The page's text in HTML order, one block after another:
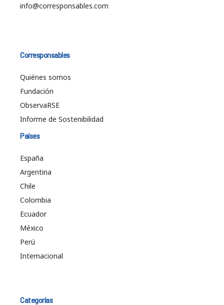
info@corresponsables.com
Corresponsables
Quiénes somos
Fundación
ObservaRSE
Informe de Sostenibilidad
Países
España
Argentina
Chile
Colombia
Ecuador
México
Perú
Internacional
Categorías